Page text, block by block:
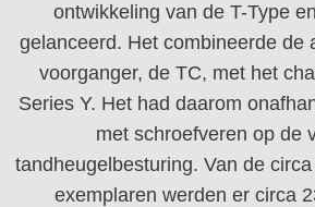
ontwikkeling van de T-Type
gelanceerd. Het combineerde de
voorganger, de TC, met het
Series Y. Het had daarom
met schroefveren op de
tandheugelbesturing. Van de
exemplaren werden er circa